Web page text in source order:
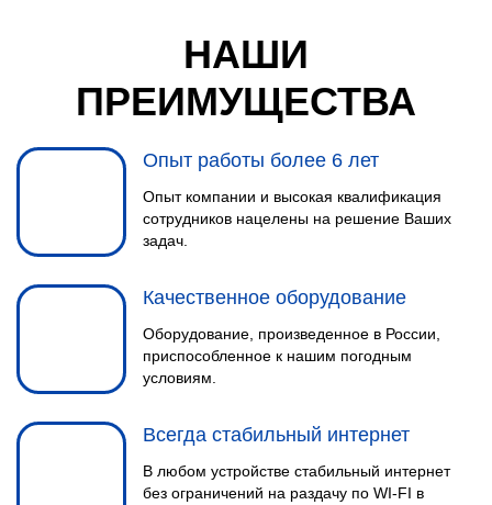
НАШИ
ПРЕИМУЩЕСТВА
Опыт работы более 6 лет
Опыт компании и высокая квалификация
сотрудников нацелены на решение Ваших
задач.
Качественное оборудование
Оборудование, произведенное в России,
приспособленное к нашим погодным
условиям.
Всегда стабильный интернет
В любом устройстве стабильный интернет
без ограничений на раздачу по WI-FI в